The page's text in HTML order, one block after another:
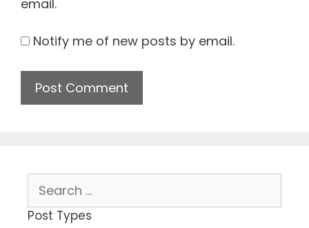
email.
Notify me of new posts by email.
for:
Post Types